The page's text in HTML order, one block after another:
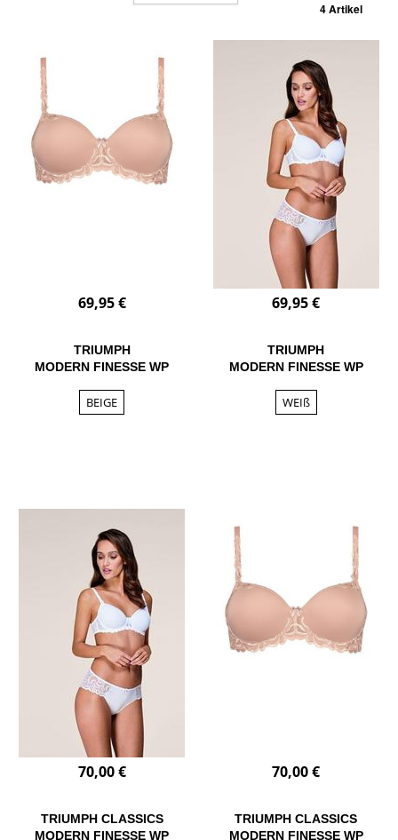
4 Artikel
69,95 €
TRIUMPH
MODERN FINESSE WP
BEIGE
69,95 €
TRIUMPH
MODERN FINESSE WP
WEIß
70,00 €
TRIUMPH CLASSICS
MODERN FINESSE WP
70,00 €
TRIUMPH CLASSICS
MODERN FINESSE WP